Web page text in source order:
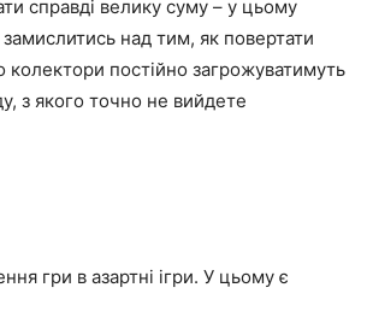
справді велику суму – у цьому
над тим, як повертати
постійно загрожуватимуть
з якого точно не вийдете
гри в азартні ігри. У цьому є